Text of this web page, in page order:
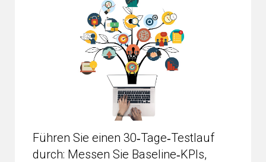
Führen Sie einen 30‑Tage‑Testlauf
durch: Messen Sie Baseline‑KPIs,